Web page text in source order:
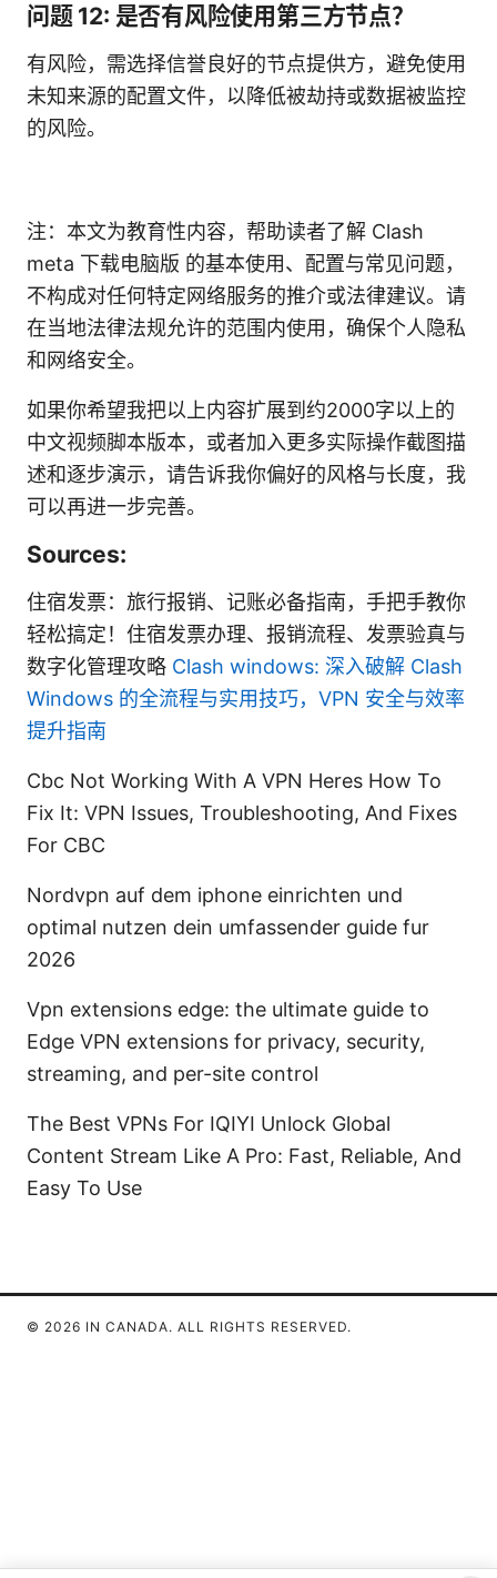
问题 12: 是否有风险使用第三方节点？
有风险，需选择信誉良好的节点提供方，避免使用
未知来源的配置文件，以降低被劫持或数据被监控
的风险。
注：本文为教育性内容，帮助读者了解 Clash
meta 下载电脑版 的基本使用、配置与常见问题，
不构成对任何特定网络服务的推介或法律建议。请
在当地法律法规允许的范围内使用，确保个人隐私
和网络安全。
如果你希望我把以上内容扩展到约2000字以上的
中文视频脚本版本，或者加入更多实际操作截图描
述和逐步演示，请告诉我你偏好的风格与长度，我
可以再进一步完善。
Sources:
住宿发票：旅行报销、记账必备指南，手把手教你
轻松搞定！住宿发票办理、报销流程、发票验真与
数字化管理攻略 Clash windows: 深入破解 Clash
Windows 的全流程与实用技巧，VPN 安全与效率
提升指南
Cbc Not Working With A VPN Heres How To
Fix It: VPN Issues, Troubleshooting, And Fixes
For CBC
Nordvpn auf dem iphone einrichten und
optimal nutzen dein umfassender guide fur
2026
Vpn extensions edge: the ultimate guide to
Edge VPN extensions for privacy, security,
streaming, and per-site control
The Best VPNs For IQIYI Unlock Global
Content Stream Like A Pro: Fast, Reliable, And
Easy To Use
© 2026 IN CANADA. ALL RIGHTS RESERVED.